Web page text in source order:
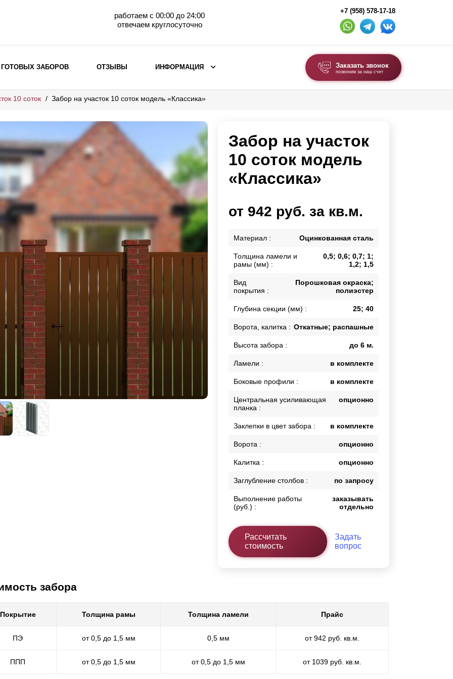
работаем с 00:00 до 24:00
отвечаем круглосуточно
+7 (958) 578-17-18
ВЫБОР ПО МАТЕРИАЛУ
Заборы с кирпичными столбами
Заборы из евроштакетника
горизонтального
Металлические заборы для дачи
Забор жалюзи с кирпичными столбами
Металлические заборы
ВЫБОР ПО ХАРАКТЕРИСТИКАМ
Горизонтальные заборы
Высокие заборы
Красивые, дизайнерские заборы
ВЫБОР ПО СПОСОБУ МОНТАЖА
Заборы под ключ
Комплекты заборов-лего "сделай сам"
Быстровозводимые заборы
Комбинированные заборы
Секционные заборы
ВОРОТА И КАЛИТКИ
Ворота распашные
Каркасы ворот
Входные группы
ВСЕ ДЛЯ ЗАБОРА
Панели для забора
ЗАБОРОВ ОТЗЫВЫ ИНФОРМАЦИЯ Заказать звонок
позвоним за наш счет
10 соток Забор на участок 10 соток модель «Классика»
Забор на участок
10 соток модель
«Классика»
от 942 руб. за кв.м.
Материал : Оцинкованная сталь
Толщина ламели и
рамы (мм) :
0,5; 0,6; 0,7; 1;
1,2; 1,5
Вид
покрытия :
Порошковая окраска;
полиэстер
Глубина секции (мм) : 25; 40
Ворота, калитка : Откатные; распашные
Высота забора : до 6 м.
Ламели : в комплекте
Боковые профили : в комплекте
Центральная усиливающая
планка :
опционно
Заклепки в цвет забора : в комплекте
Ворота : опционно
Калитка : опционно
Заглубление столбов : по запросу
Выполнение работы
(руб.) :
заказывать
отдельно
Рассчитать
стоимость
Задать
вопрос
забора
Покрытие Толщина рамы Толщина ламели Прайс
ПЭ от 0,5 до 1,5 мм 0,5 мм от 942 руб. кв.м.
ППП от 0,5 до 1,5 мм от 0,5 до 1,5 мм от 1039 руб. кв.м.